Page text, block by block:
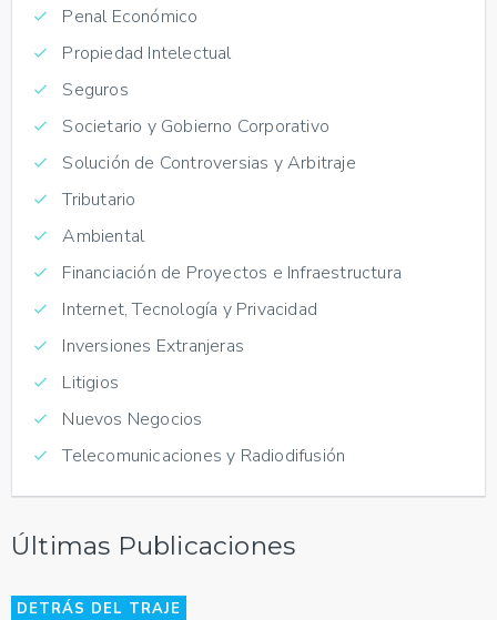
Penal Económico
Propiedad Intelectual
Seguros
Societario y Gobierno Corporativo
Solución de Controversias y Arbitraje
Tributario
Ambiental
Financiación de Proyectos e Infraestructura
Internet, Tecnología y Privacidad
Inversiones Extranjeras
Litigios
Nuevos Negocios
Telecomunicaciones y Radiodifusión
Últimas Publicaciones
DETRÁS DEL TRAJE